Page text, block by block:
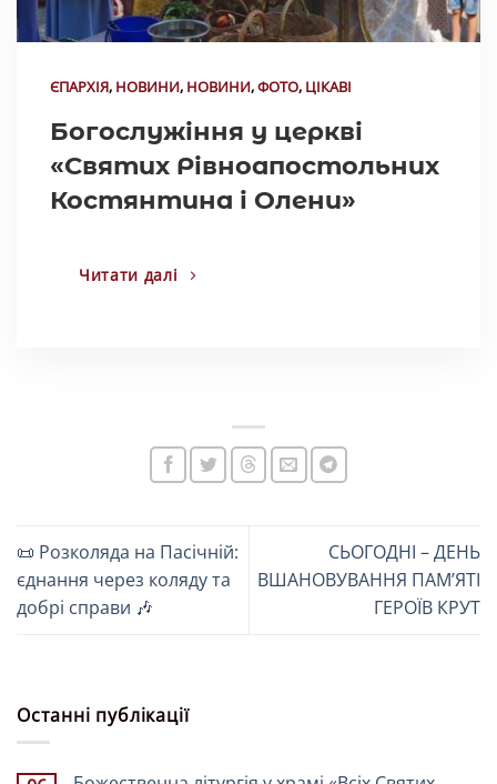
ЄПАРХІЯ, НОВИНИ, НОВИНИ,ФОТО, ЦІКАВІ
Богослужіння у церкві
«Святих Рівноапостольних
Костянтина і Олени»
Читати далі
📜 Розколяда на Пасічній:
єднання через коляду та
добрі справи 🎶
СЬОГОДНІ – ДЕНЬ
ВШАНОВУВАННЯ ПАМʼЯТІ
ГЕРОЇВ КРУТ
Останні публікації